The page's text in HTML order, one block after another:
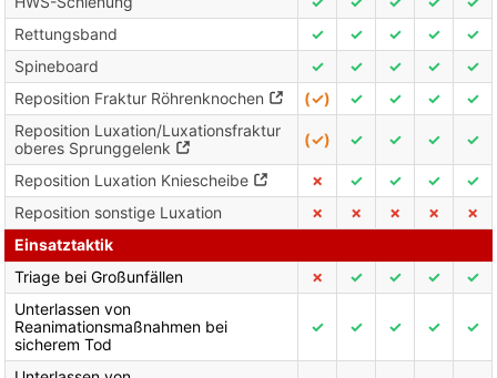
Rettungsband
✓ ✓ ✓ ✓
✓
Spineboard
✓ ✓ ✓ ✓
✓
Reposition Fraktur Röhrenknochen
(✓) ✓ ✓ ✓
✓
Reposition Luxation/Luxationsfraktur
oberes Sprunggelenk
(✓) ✓ ✓ ✓ ✓
Reposition Luxation Kniescheibe ✗ ✓ ✓ ✓
✓
Reposition sonstige Luxation
✗ ✗ ✗ ✗
✗
Einsatztaktik
Triage bei Großunfällen
✗ ✓ ✓ ✓
✓
Unterlassen von
Reanimationsmaßnahmen bei
sicherem Tod
✓ ✓ ✓ ✓ ✓